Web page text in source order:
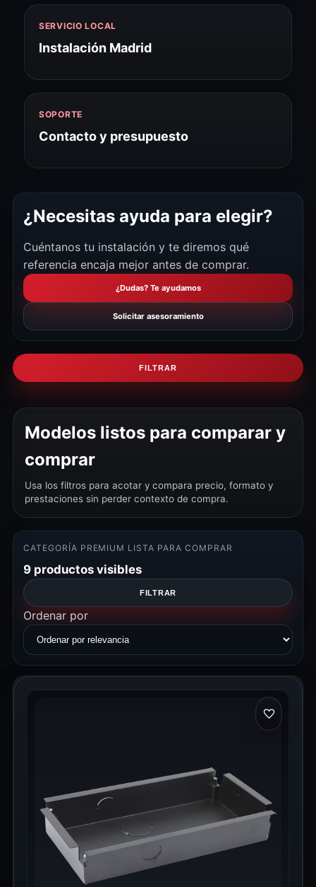
SERVICIO LOCAL
Instalación Madrid
SOPORTE
Contacto y presupuesto
¿Necesitas ayuda para elegir?
Cuéntanos tu instalación y te diremos qué
referencia encaja mejor antes de comprar.
¿Dudas? Te ayudamos
Solicitar asesoramiento
FILTRAR
Modelos listos para comparar y
comprar
Usa los filtros para acotar y compara precio, formato y
prestaciones sin perder contexto de compra.
CATEGORÍA PREMIUM LISTA PARA COMPRAR
9 productos visibles
FILTRAR
Ordenar por